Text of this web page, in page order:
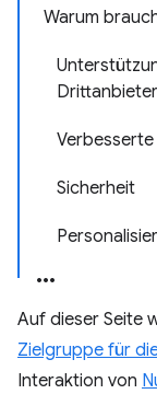
Warum
Sicherheit
Auf dieser Seite
Zielgruppe für
Interaktion von